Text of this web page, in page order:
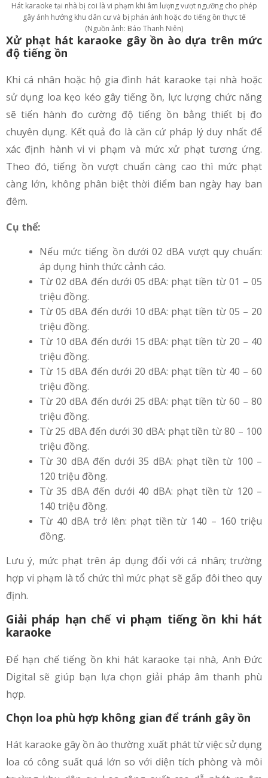
Hát karaoke tại nhà bị coi là vi phạm khi âm lượng vượt ngưỡng cho phép
gây ảnh hưởng khu dân cư và bị phản ánh hoặc đo tiếng ồn thực tế
(Nguồn ảnh: Báo Thanh Niên)
Xử phạt hát karaoke gây ồn ào dựa trên mức
độ tiếng ồn
Khi cá nhân hoặc hộ gia đình hát karaoke tại nhà hoặc
sử dụng loa kẹo kéo gây tiếng ồn, lực lượng chức năng
sẽ tiến hành đo cường độ tiếng ồn bằng thiết bị đo
chuyên dụng. Kết quả đo là căn cứ pháp lý duy nhất để
xác định hành vi vi phạm và mức xử phạt tương ứng.
Theo đó, tiếng ồn vượt chuẩn càng cao thì mức phạt
càng lớn, không phân biệt thời điểm ban ngày hay ban
đêm.
Cụ thể:
Nếu mức tiếng ồn dưới 02 dBA vượt quy chuẩn:
áp dụng hình thức cảnh cáo.
Từ 02 dBA đến dưới 05 dBA: phạt tiền từ 01 – 05
triệu đồng.
Từ 05 dBA đến dưới 10 dBA: phạt tiền từ 05 – 20
triệu đồng.
Từ 10 dBA đến dưới 15 dBA: phạt tiền từ 20 – 40
triệu đồng.
Từ 15 dBA đến dưới 20 dBA: phạt tiền từ 40 – 60
triệu đồng.
Từ 20 dBA đến dưới 25 dBA: phạt tiền từ 60 – 80
triệu đồng.
Từ 25 dBA đến dưới 30 dBA: phạt tiền từ 80 – 100
triệu đồng.
Từ 30 dBA đến dưới 35 dBA: phạt tiền từ 100 –
120 triệu đồng.
Từ 35 dBA đến dưới 40 dBA: phạt tiền từ 120 –
140 triệu đồng.
Từ 40 dBA trở lên: phạt tiền từ 140 – 160 triệu
đồng.
Lưu ý, mức phạt trên áp dụng đối với cá nhân; trường
hợp vi phạm là tổ chức thì mức phạt sẽ gấp đôi theo quy
định.
Giải pháp hạn chế vi phạm tiếng ồn khi hát
karaoke
Để hạn chế tiếng ồn khi hát karaoke tại nhà, Anh Đức
Digital sẽ giúp bạn lựa chọn giải pháp âm thanh phù
hợp.
Chọn loa phù hợp không gian để tránh gây ồn
Hát karaoke gây ồn ào thường xuất phát từ việc sử dụng
loa có công suất quá lớn so với diện tích phòng và môi